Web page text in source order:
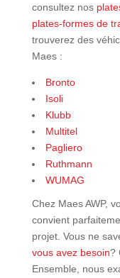
consultez nos
plates-formes de
trouverez des
Maes :
Bronto
Isoli
Klubb
Multitel
Pagliero
Ruthmann
WUMAG
Chez Maes AWP,
convient
projet. Vous ne
vous avez besoin?
Ensemble, nous